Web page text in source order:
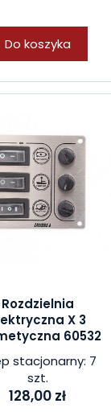
Do koszyka
Rozdzielnia
X 3
60532
stacjonarny: 7
szt.
128,00 zł